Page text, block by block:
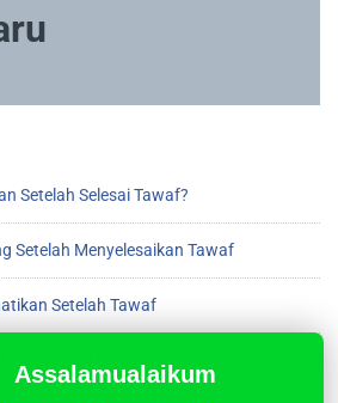
Setelah Selesai Tawaf?
Setelah Menyelesaikan Tawaf
Setelah Tawaf
Tawaf di Ka’bah
Assalamualaikum